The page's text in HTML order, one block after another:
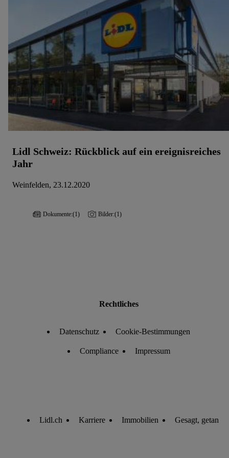
Lidl Schweiz: Rückblick auf ein ereignisreiches
Jahr
Weinfelden, 23.12.2020
Dokumente:(1) Bilder:(1)
Rechtliches
Datenschutz Cookie-Bestimmungen
Compliance Impressum
Lidl.ch Karriere Immobilien Gesagt, getan
widerrufen, findest du in unserenDatenschutzbestimmungen
Die Impressen findest du hier.